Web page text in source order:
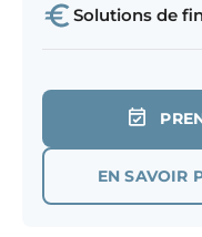
Solutions de
EN SAVOIR